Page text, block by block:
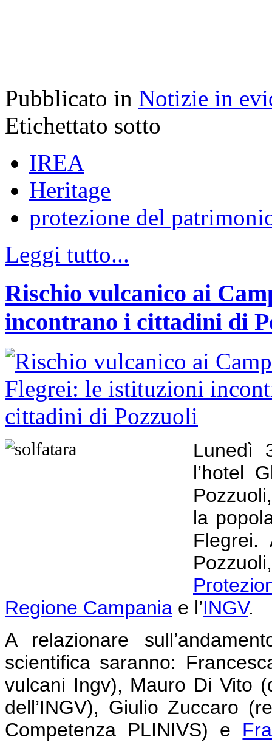
Pubblicato in Notizie in
Etichettato sotto
IREA
Heritage
protezione del
Leggi tutto...
Rischio vulcanico ai
incontrano i cittadini di
Lunedì
l’hotel
la
Flegrei.
Regione Campania e l’INGV.
A relazionare
scientifica saranno:
vulcani Ingv), Mauro Di Vito
dell’INGV), Giulio Zuccaro
Competenza PLINIVS) e